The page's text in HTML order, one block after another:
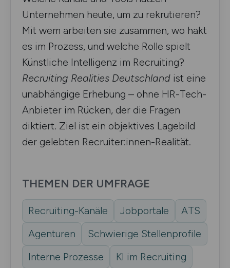
Unternehmen heute, um zu rekrutieren?
Mit wem arbeiten sie zusammen, wo hakt
es im Prozess, und welche Rolle spielt
Künstliche Intelligenz im Recruiting?
Recruiting Realities Deutschland ist eine
unabhängige Erhebung – ohne HR-Tech-
Anbieter im Rücken, der die Fragen
diktiert. Ziel ist ein objektives Lagebild
der gelebten Recruiter:innen-Realität.
THEMEN DER UMFRAGE
Recruiting-Kanäle Jobportale
ATS
Agenturen
Schwierige Stellenprofile
Interne Prozesse
KI im Recruiting